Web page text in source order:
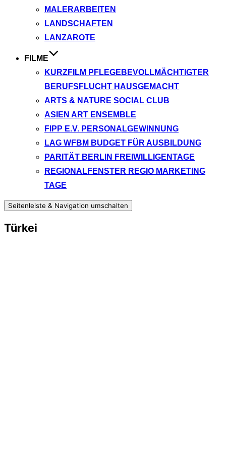
MALERARBEITEN
LANDSCHAFTEN
LANZAROTE
FILME
KURZFILM PFLEGEBEVOLLMÄCHTIGTER
BERUFSFLUCHT HAUSGEMACHT
ARTS & NATURE SOCIAL CLUB
ASIEN ART ENSEMBLE
FIPP E.V. PERSONALGEWINNUNG
LAG WFBM BUDGET FÜR AUSBILDUNG
PARITÄT BERLIN FREIWILLIGENTAGE
REGIONALFENSTER REGIO MARKETING
TAGE
Seitenleiste & Navigation umschalten
Türkei